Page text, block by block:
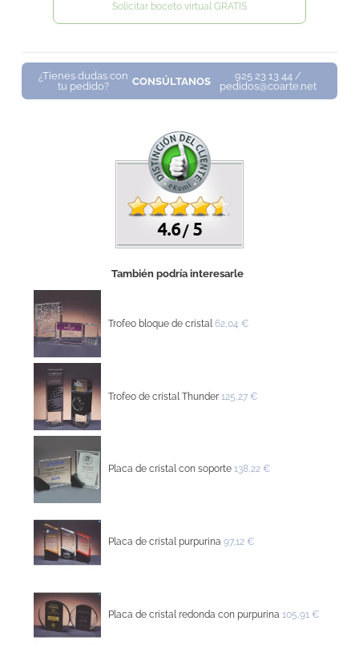
Solicitar boceto virtual GRATIS
¿Tienes dudas con
tu pedido?
CONSÚLTANOS
925 23 13 44 /
pedidos@coarte.net
4.6 /5
También podría interesarle
Trofeo bloque de cristal 62,04 €
Trofeo de cristal Thunder 125,27 €
Placa de cristal con soporte 138,22 €
Placa de cristal purpurina 97,12 €
Placa de cristal redonda con purpurina 105,91 €